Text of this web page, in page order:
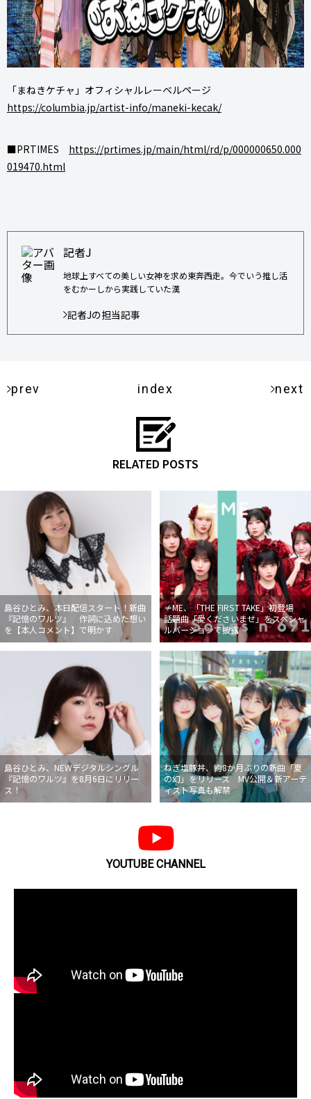
「まねきケチャ」オフィシャルレーベルページ
https://columbia.jp/artist-info/maneki-kecak/
■PRTIMES https://prtimes.jp/main/html/rd/p/000000650.000
019470.html
記者J
地球上すべての美しい女神を求め東奔西走。今でいう推し活
をむかーしから実践していた漢
記者Jの担当記事
prev index next
RELATED POSTS
島谷ひとみ、本日配信スタート！新曲
『記憶のワルツ』 作詞に込めた想い
を【本人コメント】で明かす
≠ME、「THE FIRST TAKE」初登場
話題曲「愛くださいませ」をスペシャ
ルバージョンで披露
島谷ひとみ、NEWデジタルシングル
『記憶のワルツ』を8月6日にリリー
ス！
ねぎ塩豚丼、約8か月ぶりの新曲「夏
の幻」をリリース MV公開＆新アーテ
ィスト写真も解禁
YOUTUBE CHANNEL